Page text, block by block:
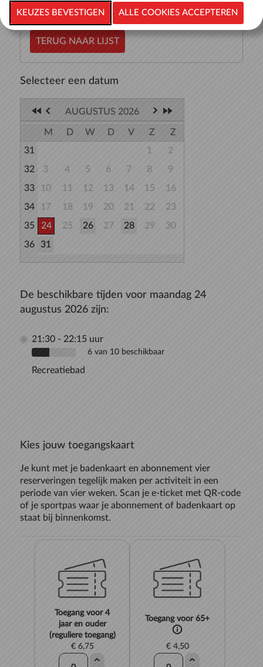
TERUG NAAR LIJST
Selecteer een datum
AUGUSTUS 2026
M D W D V Z
Z
31
1
2
32
3 4 5 6 7 8
9
33
10 11 12 13 14 15
16
34
17 18 19 20 21 22
23
35
24 25 26 27 28 29
30
36
31
De beschikbare tijden voor maandag 24
augustus 2026 zijn:
21:30 - 22:15 uur
6 van 10 beschikbaar
Recreatiebad
Kies jouw toegangskaart
Je kunt met je badenkaart en abonnement vier
reserveringen tegelijk maken per activiteit in een
periode van vier weken. Scan je e-ticket met QR-code
of je sportpas waar je abonnement of badenkaart op
staat bij binnenkomst.
Toegang voor 4
jaar en ouder
(reguliere toegang)
€ 6,75
Toegang voor 65+
€ 4,50